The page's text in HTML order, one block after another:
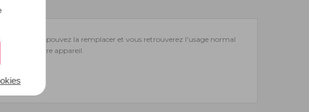
vous pouvez la remplacer et vous retrouverez l'usage normal
à votre appareil.